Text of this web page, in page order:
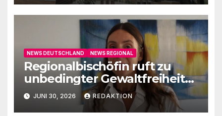
NEWS DEUTSCHLAND NEWS REGIONAL
Regionalbischöfin ruft zu
unbedingter Gewaltfreiheit
aufJUNI 30, 2026 REDAKTION